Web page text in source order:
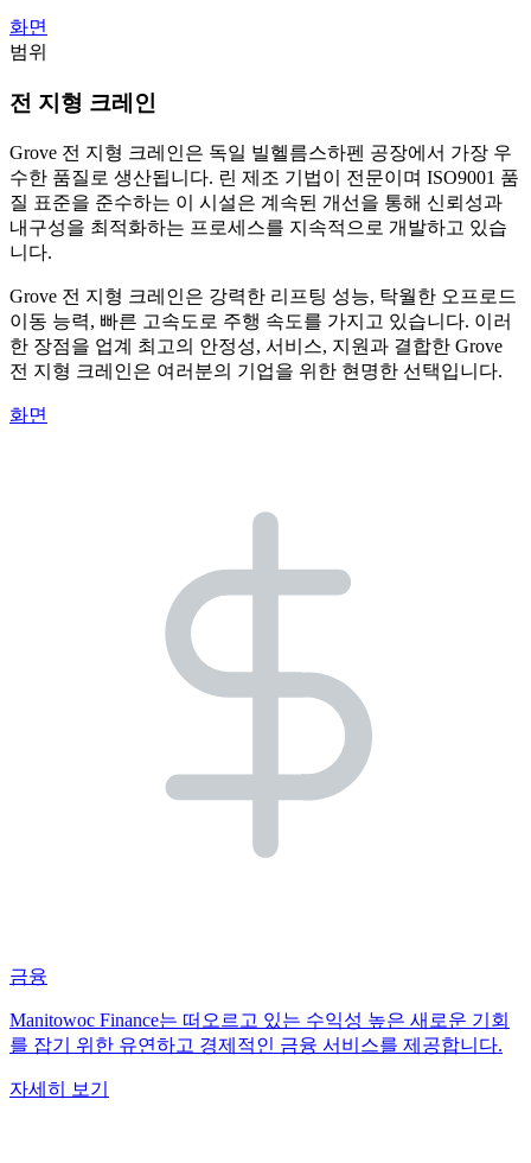
화면
범위
전 지형 크레인
Grove 전 지형 크레인은 독일 빌헬름스하펜 공장에서 가장 우
수한 품질로 생산됩니다. 린 제조 기법이 전문이며 ISO9001 품
질 표준을 준수하는 이 시설은 계속된 개선을 통해 신뢰성과
내구성을 최적화하는 프로세스를 지속적으로 개발하고 있습
니다.
Grove 전 지형 크레인은 강력한 리프팅 성능, 탁월한 오프로드
이동 능력, 빠른 고속도로 주행 속도를 가지고 있습니다. 이러
한 장점을 업계 최고의 안정성, 서비스, 지원과 결합한 Grove
전 지형 크레인은 여러분의 기업을 위한 현명한 선택입니다.
화면
금융
Manitowoc Finance는 떠오르고 있는 수익성 높은 새로운 기회
를 잡기 위한 유연하고 경제적인 금융 서비스를 제공합니다.
자세히 보기